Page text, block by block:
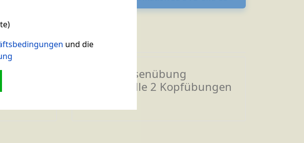
und die
Video Drüsenübung
Liebesquelle 2 Kopfübungen